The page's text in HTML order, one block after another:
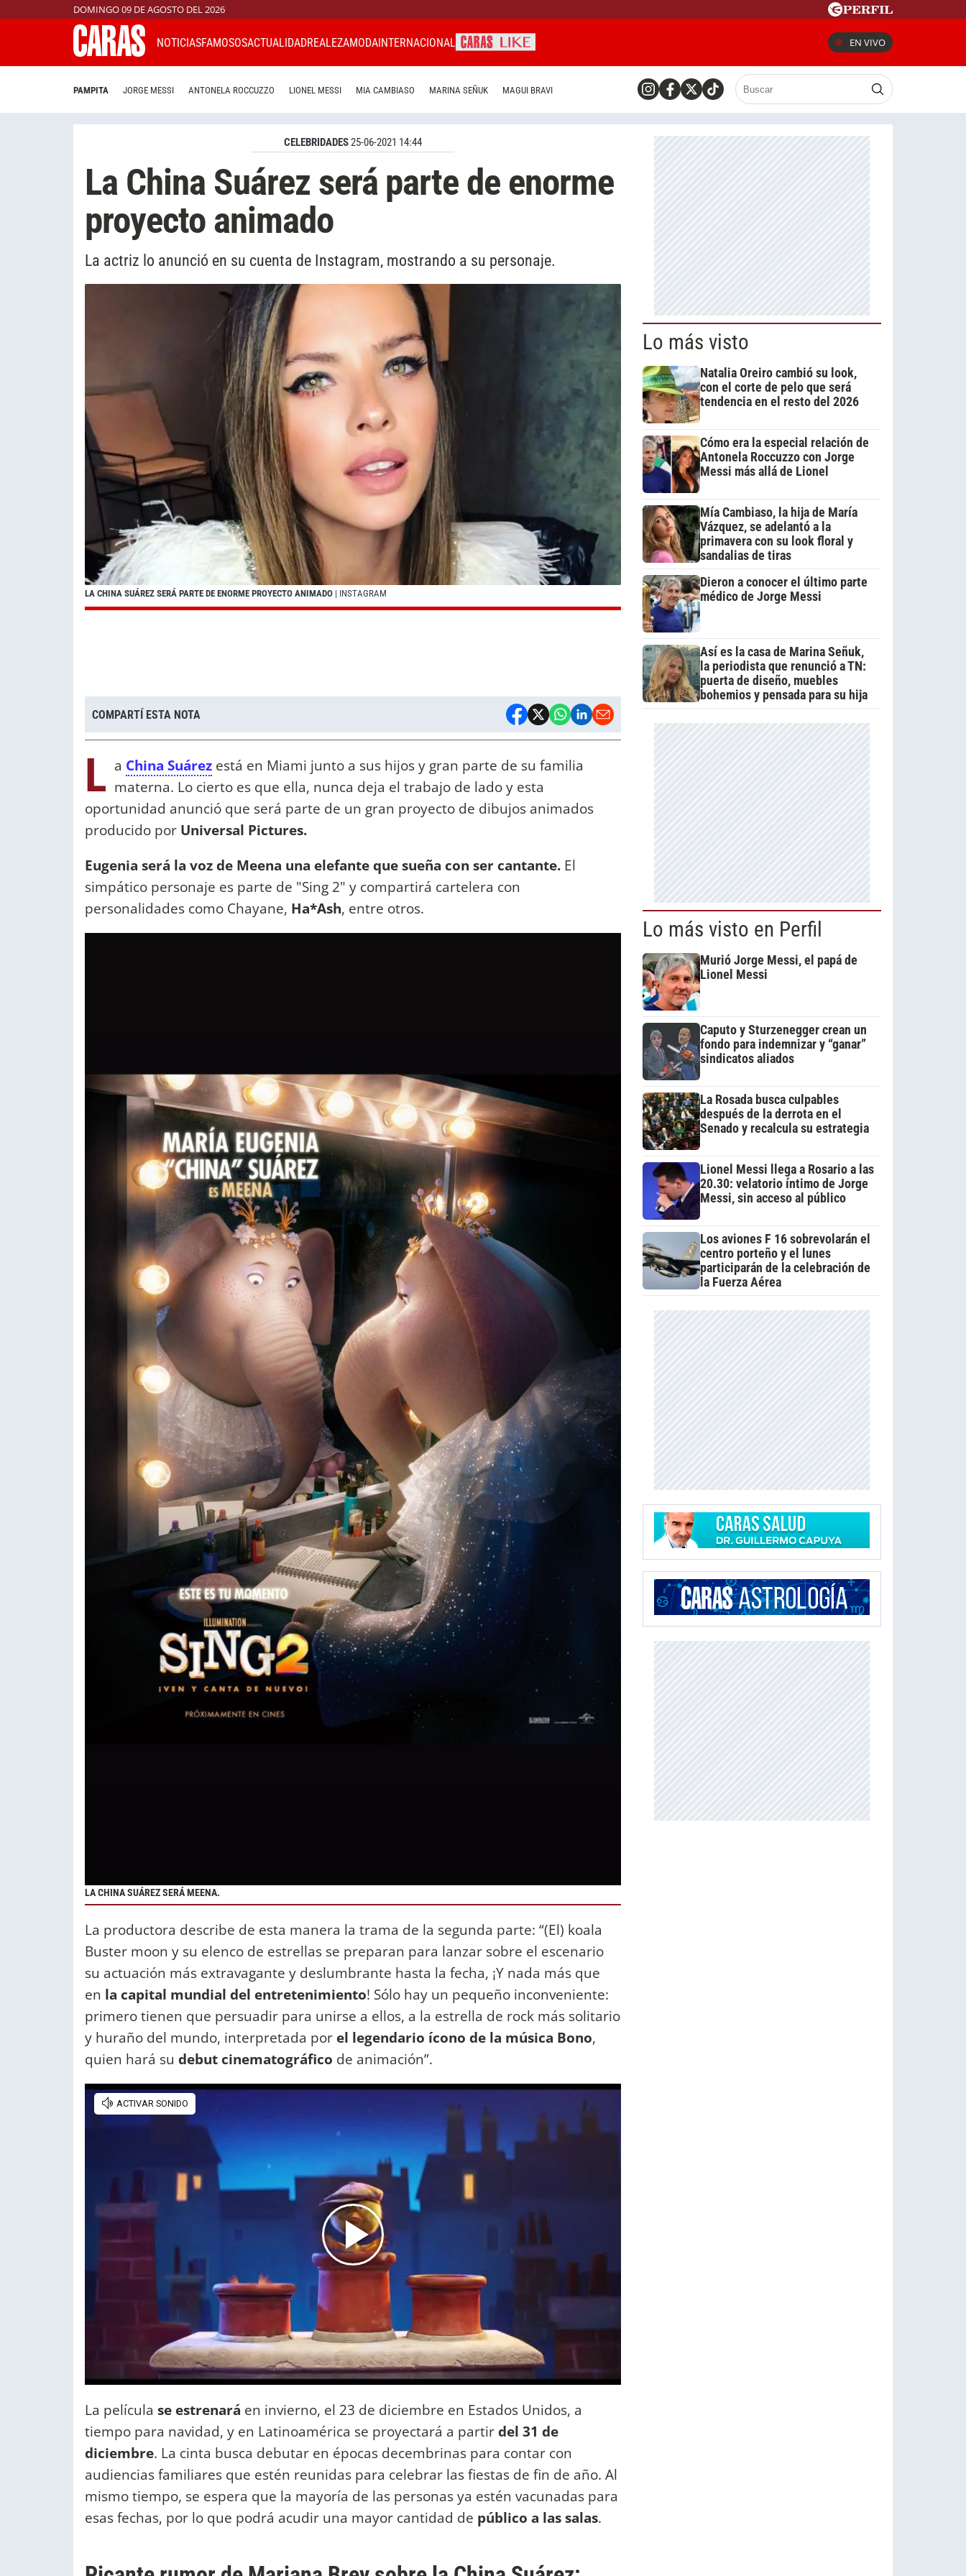
DOMINGO 09 DE AGOSTO DEL 2026
NOTICIASFAMOSOSACTUALIDADREALEZAMODAINTERNACIONAL EN VIVO
PAMPITA JORGE MESSI ANTONELA ROCCUZZO LIONEL MESSI MIA CAMBIASO MARINA SEÑUK MAGUI BRAVI
CELEBRIDADES25-06-2021 14:44
La China Suárez será parte de enorme
proyecto animado
La actriz lo anunció en su cuenta de Instagram, mostrando a su personaje.
LA CHINA SUÁREZ SERÁ PARTE DE ENORME PROYECTO ANIMADO | INSTAGRAM
COMPARTÍ ESTA NOTA
L a China Suárez está en Miami junto a sus hijos y gran parte de su familia
materna. Lo cierto es que ella, nunca deja el trabajo de lado y esta
oportunidad anunció que será parte de un gran proyecto de dibujos animados
producido por Universal Pictures.
Eugenia será la voz de Meena una elefante que sueña con ser cantante. El
simpático personaje es parte de "Sing 2" y compartirá cartelera con
personalidades como Chayane, Ha*Ash, entre otros.
LA CHINA SUÁREZ SERÁ MEENA.
La productora describe de esta manera la trama de la segunda parte: “(El) koala
Buster moon y su elenco de estrellas se preparan para lanzar sobre el escenario
su actuación más extravagante y deslumbrante hasta la fecha, ¡Y nada más que
en la capital mundial del entretenimiento! Sólo hay un pequeño inconveniente:
primero tienen que persuadir para unirse a ellos, a la estrella de rock más solitario
y huraño del mundo, interpretada por el legendario ícono de la música Bono,
quien hará su debut cinematográfico de animación”.
La película se estrenará en invierno, el 23 de diciembre en Estados Unidos, a
tiempo para navidad, y en Latinoamérica se proyectará a partirdel 31 de
diciembre. La cinta busca debutar en épocas decembrinas para contar con
audiencias familiares que estén reunidas para celebrar las fiestas de fin de año. Al
mismo tiempo, se espera que la mayoría de las personas ya estén vacunadas para
esas fechas, por lo que podrá acudir una mayor cantidad de público a las salas.
Lo más visto
Natalia Oreiro cambió su look,
con el corte de pelo que será
tendencia en el resto del 2026
Cómo era la especial relación de
Antonela Roccuzzo con Jorge
Messi más allá de Lionel
Mía Cambiaso, la hija de María
Vázquez, se adelantó a la
primavera con su look floral y
sandalias de tiras
Dieron a conocer el último parte
médico de Jorge Messi
Así es la casa de Marina Señuk,
la periodista que renunció a TN:
puerta de diseño, muebles
bohemios y pensada para su hija
Lo más visto en Perfil
Murió Jorge Messi, el papá de
Lionel Messi
Caputo y Sturzenegger crean un
fondo para indemnizar y “ganar”
sindicatos aliados
La Rosada busca culpables
después de la derrota en el
Senado y recalcula su estrategia
Lionel Messi llega a Rosario a las
20.30: velatorio íntimo de Jorge
Messi, sin acceso al público
Los aviones F 16 sobrevolarán el
centro porteño y el lunes
participarán de la celebración de
la Fuerza Aérea